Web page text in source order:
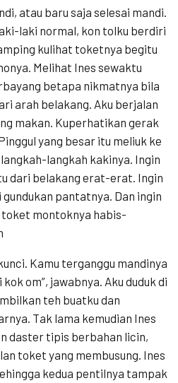
atau baru saja selesai mandi.
laki normal, kon tolku berdiri
kulihat toketnya begitu
Melihat Ines sewaktu
betapa nikmatnya bila
arah belakang. Aku berjalan
makan. Kuperhatikan gerak
yang besar itu meliuk ke
langkah kakinya. Ingin
dari belakang erat-erat. Ingin
pantatnya. Dan ingin
montoknya habis-
Kamu terganggu mandinya
om”, jawabnya. Aku duduk di
teh buatku dan
Tak lama kemudian Ines
daster tipis berbahan licin,
toket yang membusung. Ines
kedua pentilnya tampak